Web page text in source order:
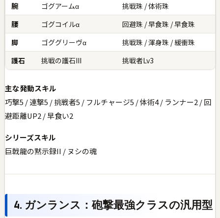
腕
ゴグアームα
挑戦珠 / 体術珠
腰
ゴグコイルα
回避珠 / 早食珠 / 早食珠
脚
ゴググリーヴα
挑戦珠 / 渾身珠 / 緩衝珠
護石
挑戦の護石III 挑戦者Lv3
主な発動スキル
巧撃5 / 連撃5 / 挑戦者5 / フルチャージ5 / 体術4 / ランナー2 / 回
避距離UP2 / 早食い2
シリーズスキル
巨戟龍の黙示録II / ヌシの魂
4. ガンランス：砲撃最強クラスの汎用型